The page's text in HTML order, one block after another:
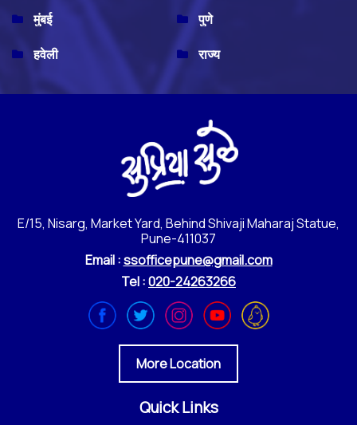
मुंबई
पुणे
हवेली
राज्य
E/15, Nisarg, Market Yard, Behind Shivaji Maharaj Statue,
Pune-411037
Email :ssofficepune@gmail.com
Tel :020-24263266
More Location
Quick Links